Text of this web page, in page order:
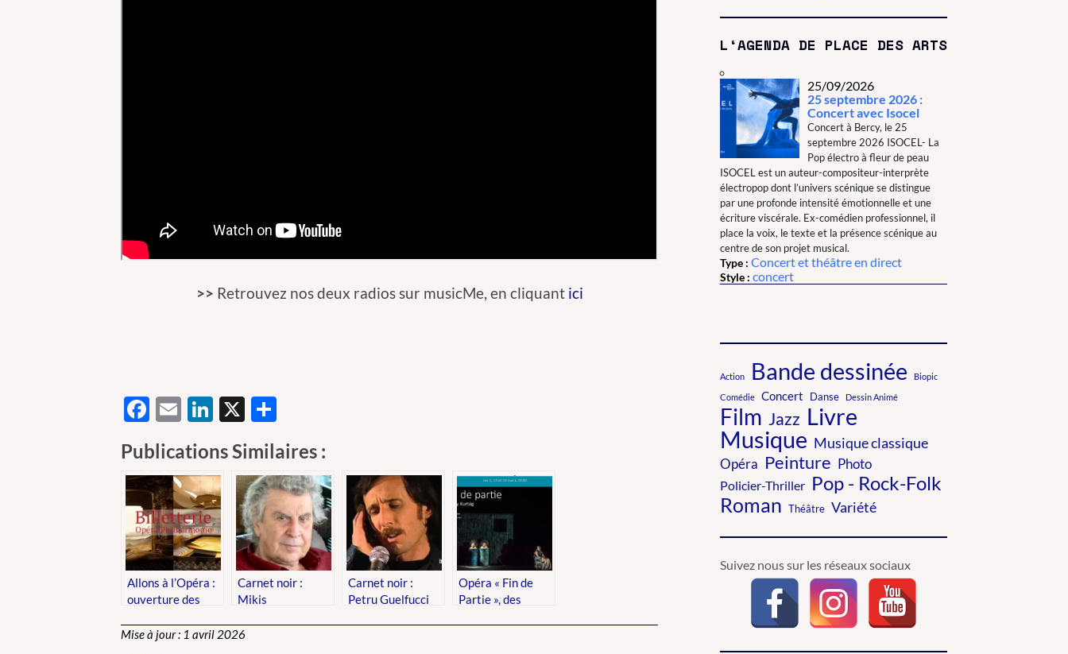
>> Retrouvez nos deux radios sur musicMe, en cliquant ici
Facebook
EmailLinkedIn
X
Publications Similaires :
Allons à l’Opéra :
ouverture des
Carnet noir :
Mikis
Carnet noir :
Petru Guelfucci
Opéra « Fin de
Partie », des
Mise à jour : 1 avril 2026
L‘AGENDA DE PLACE DES ARTS
25/09/2026
25 septembre 2026 :
Concert avec Isocel
Concert à Bercy, le 25
septembre 2026 ISOCEL- La
Pop électro à fleur de peau
ISOCEL est un auteur-compositeur-interprète
électropop dont l’univers scénique se distingue
par une profonde intensité émotionnelle et une
écriture viscérale. Ex-comédien professionnel, il
place la voix, le texte et la présence scénique au
centre de son projet musical.
Type : Concert et théâtre en direct
Style : concert
Action Bande dessinée
Biopic
Comédie
Concert Danse Dessin Animé
Film Jazz Livre
Musique Musique classique
Opéra Peinture Photo
Policier-Thriller Pop - Rock-Folk
Roman Théâtre Variété
Suivez nous sur les réseaux sociaux